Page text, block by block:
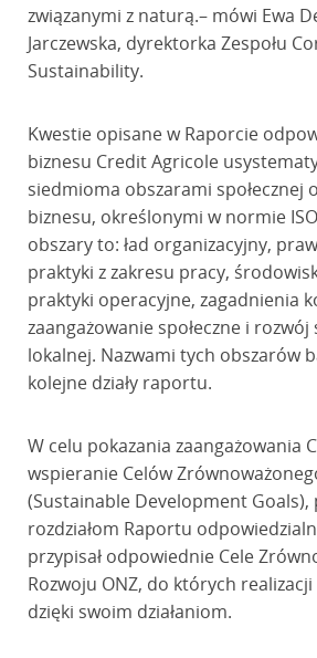
związanymi z naturą.– mówi Ewa
Jarczewska, dyrektorka Zespołu
Sustainability.
Kwestie opisane w Raporcie
biznesu Credit Agricole
siedmioma obszarami społecznej
biznesu, określonymi w normie
obszary to: ład organizacyjny,
praktyki z zakresu pracy,
praktyki operacyjne, zagadnienia
zaangażowanie społeczne i rozwój
lokalnej. Nazwami tych obszarów
kolejne działy raportu.
W celu pokazania zaangażowania
wspieranie Celów
(Sustainable Development Goals),
rozdziałom Raportu
przypisał odpowiednie Cele
Rozwoju ONZ, do których
dzięki swoim działaniom.